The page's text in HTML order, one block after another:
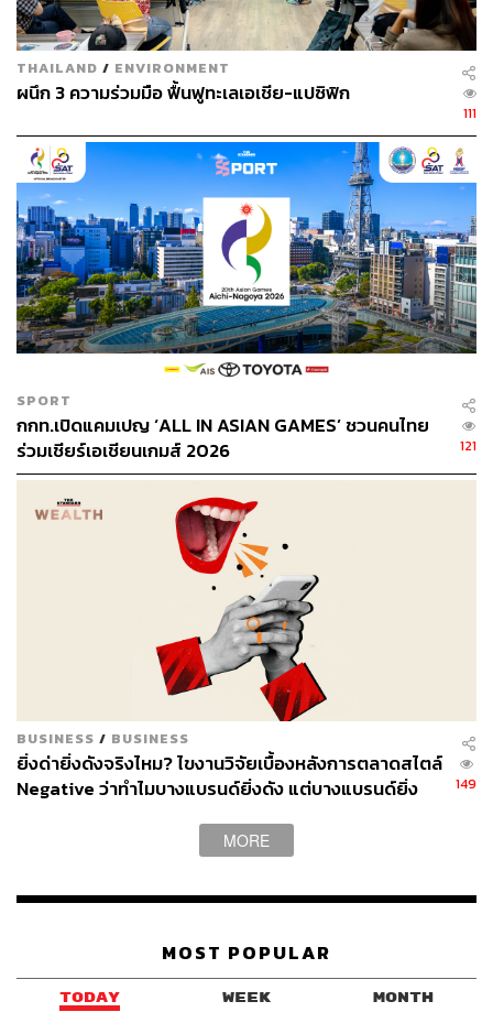
ต่อเนื่อง
Rod Plod Lock: FUNancial Freedom จากผลิตภัณฑ์
สินเชื่อรถยนต์ ‘รถปลดล็อก’ ของ ซีไอเอ็มบี ไทย ออโต้
กวาดอีก 2 รางวัล คือ Silver สาขา Excellence in
Brand Strategy และ Bronze สาขา Excellence in
Advertising แคมเปญนี้เปลี่ยนมุมมองของตลาดสินเชื่อ
จากการแข่งขันด้วยความเร็วและความเครียด สู่การให้
ความสำคัญกับ “ความรับผิดชอบ” ที่ช่วยให้ลูกค้ามอง
เห็นคุณค่าของสินเชื่อและสบายใจไปกับทุกปัญหาเรื่อง
นาย กิตติ์ธเนศ เน้นย้ำว่า “ความสำเร็จครั้งนี้ไม่ใช่เพียงการ
THAILAND / ENVIRONMENT
ผนึก 3 ความร่วมมือ ฟื้นฟูทะเลเอเชีย-แปซิฟิก
111
SPORT
กกท.เปิดแคมเปญ ‘ALL IN ASIAN GAMES’ ชวนคนไทย
ร่วมเชียร์เอเชียนเกมส์ 2026
121
BUSINESS / BUSINESS
ยิ่งด่ายิ่งดังจริงไหม? ไขงานวิจัยเบื้องหลังการตลาดสไตล์
Negative ว่าทำไมบางแบรนด์ยิ่งดัง แต่บางแบรนด์ยิ่ง
149
MORE
MOST POPULAR
TODAY WEEK MONTH